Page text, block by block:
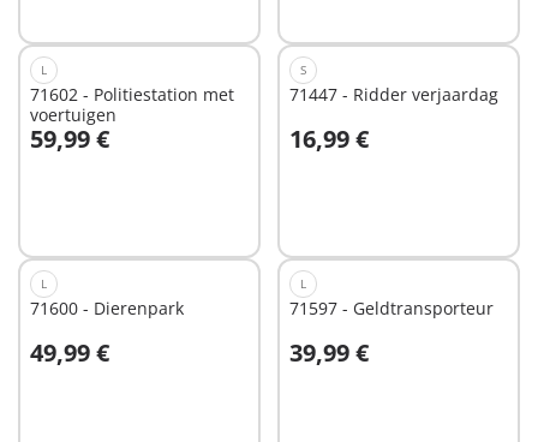
L
71602 - Politiestation met
voertuigen
59,99 €
S
71447 - Ridder verjaardag
16,99 €
L
71600 - Dierenpark
49,99 €
L
71597 - Geldtransporteur
39,99 €